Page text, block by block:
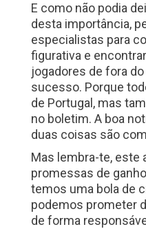
E como não podia
desta importância,
especialistas para
figurativa e
jogadores de fora
sucesso. Porque
de Portugal, mas
no boletim. A boa
duas coisas são
Mas lembra-te, este
promessas de
temos uma bola de
podemos prometer
de forma